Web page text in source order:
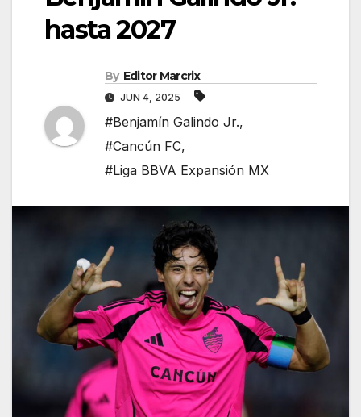
hasta 2027
By Editor Marcrix
JUN 4, 2025
#Benjamín Galindo Jr.,
#Cancún FC,
#Liga BBVA Expansión MX